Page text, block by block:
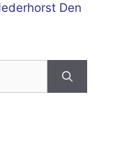
Den